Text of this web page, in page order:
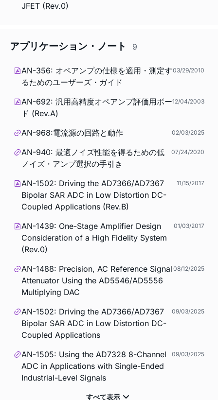
JFET (Rev.0)
アプリケーション・ノート 9
AN-356: オペアンプの仕様を適用・測定す
るためのユーザーズ・ガイド
03/29/2010
AN-692: 汎用高精度オペアンプ評価用ボー
ド (Rev.A)
12/04/2003
AN-968:電流源の回路と動作 02/03/2025
AN-940: 最適ノイズ性能を得るための低
ノイズ・アンプ選択の手引き
07/24/2020
AN-1502: Driving the AD7366/AD7367
Bipolar SAR ADC in Low Distortion DC-
Coupled Applications (Rev.B)
11/15/2017
AN-1439: One-Stage Amplifier Design
Consideration of a High Fidelity System
(Rev.0)
01/03/2017
AN-1488: Precision, AC Reference Signal
Attenuator Using the AD5546/AD5556
Multiplying DAC
08/12/2025
AN-1502: Driving the AD7366/AD7367
Bipolar SAR ADC in Low Distortion DC-
Coupled Applications
09/03/2025
AN-1505: Using the AD7328 8-Channel
ADC in Applications with Single-Ended
Industrial-Level Signals
09/03/2025